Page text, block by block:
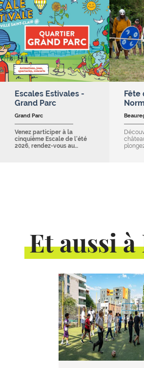
Escales Estivales -
Grand Parc
Grand Parc
Venez participer à la
cinquième Escale de l'été
2026, rendez-vous au…
Fête
Et aussi